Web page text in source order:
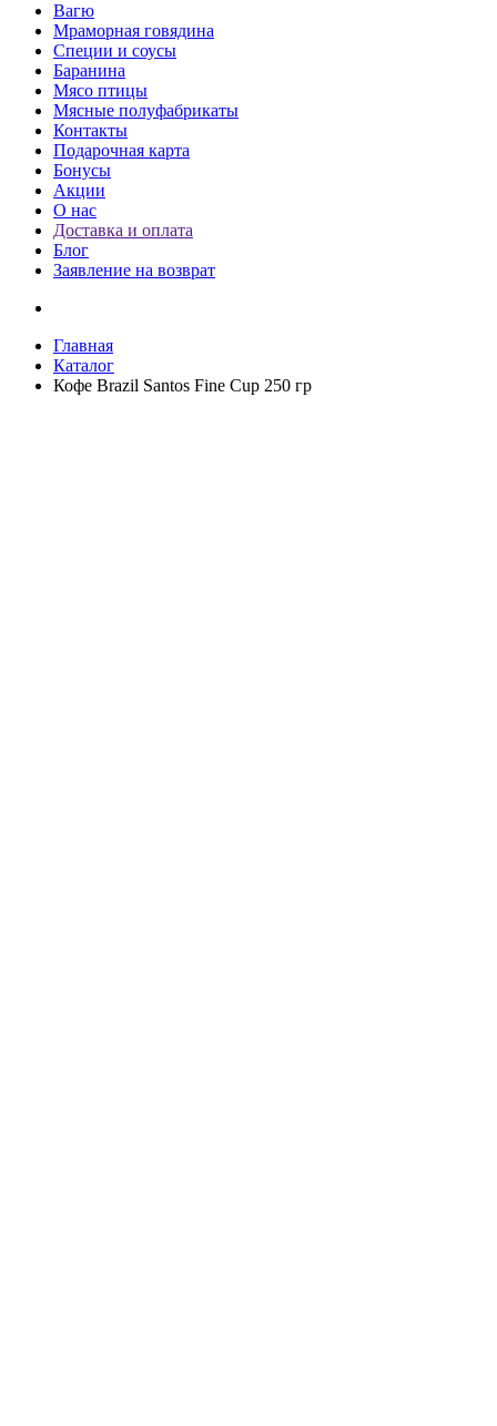
Вагю
Мраморная говядина
Специи и соусы
Баранина
Мясо птицы
Мясные полуфабрикаты
Контакты
Подарочная карта
Бонусы
Акции
О нас
Доставка и оплата
Блог
Заявление на возврат
Главная
Каталог
Кофе Brazil Santos Fine Cup 250 гр